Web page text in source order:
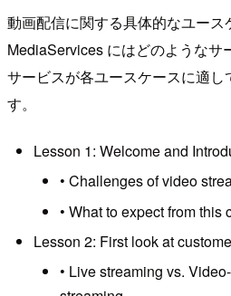
動画配信に関する具体的なユース
MediaServices にはどのようなサ
サービスが各ユースケースに適し
す。
Lesson 1: Welcome and
• Challenges of video
• What to expect from this
Lesson 2: First look at
• Live streaming vs.